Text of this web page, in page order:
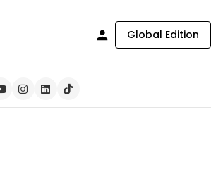
Global Edition